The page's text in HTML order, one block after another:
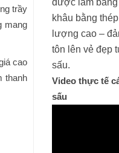
trầy
mang
cao
thanh
được làm
khâu bằng
lượng cao –
tôn lên vẻ đẹp
sấu.
Video thực tế
sấu